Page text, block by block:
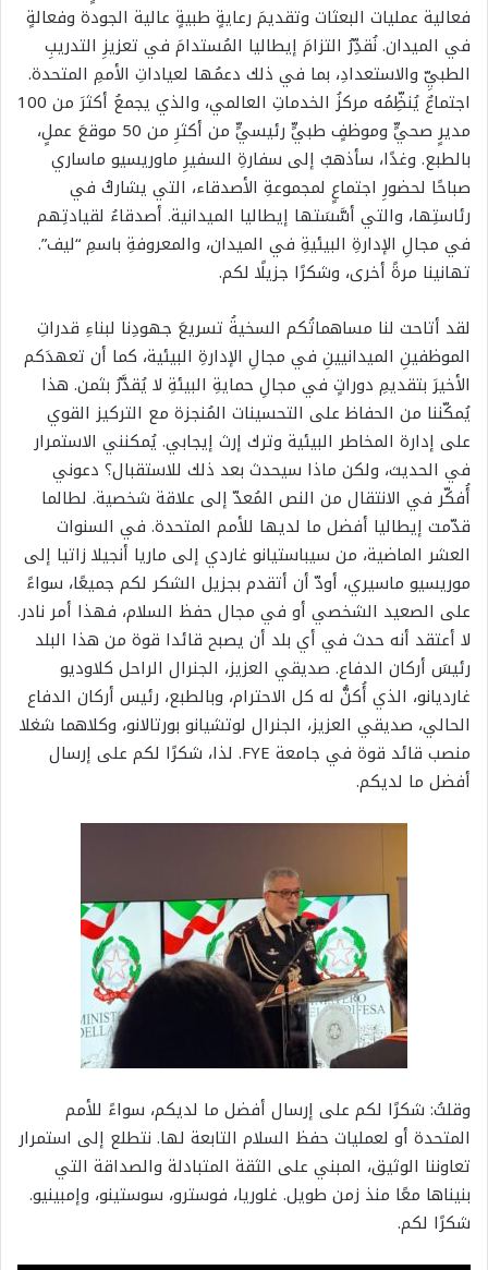
فعالية عمليات البعثات وتقديمَ رعايةٍ طبيةٍ عالية الجودة وفعالةٍ
في الميدان. نُقدِّرُ التزامَ إيطاليا المُستدامَ في تعزيزِ التدريبِ
الطبيِّ والاستعدادِ، بما في ذلك دعمُها لعياداتِ الأممِ المتحدة.
اجتماعٌ يُنظِّمُه مركزُ الخدماتِ العالمي، والذي يجمعُ أكثرَ من 100
مديرٍ صحيٍّ وموظفٍ طبيٍّ رئيسيٍّ من أكثرِ من 50 موقعَ عملٍ،
بالطبع. وغدًا، سأذهبُ إلى سفارةِ السفيرِ ماوريسيو ماساري
صباحًا لحضورِ اجتماعٍ لمجموعةِ الأصدقاء، التي يشاركُ في
رئاستِها، والتي أسَّسَتها إيطاليا الميدانية. أصدقاءُ لقيادتِهم
في مجالِ الإدارةِ البيئيةِ في الميدان، والمعروفةِ باسمِ “ليف”.
تهانينا مرةً أخرى، وشكرًا جزيلًا لكم.
لقد أتاحت لنا مساهماتُكم السخيةُ تسريعَ جهودِنا لبناءِ قدراتِ
الموظفينِ الميدانيينِ في مجالِ الإدارةِ البيئية، كما أن تعهدَكم
الأخيرَ بتقديمِ دوراتٍ في مجالِ حمايةِ البيئةِ لا يُقدَّرُ بثمن. هذا
يُمكّننا من الحفاظ على التحسينات المُنجزة مع التركيز القوي
على إدارة المخاطر البيئية وترك إرث إيجابي. يُمكنني الاستمرار
في الحديث، ولكن ماذا سيحدث بعد ذلك للاستقبال؟ دعوني
أُفكّر في الانتقال من النص المُعدّ إلى علاقة شخصية. لطالما
قدّمت إيطاليا أفضل ما لديها للأمم المتحدة. في السنوات
العشر الماضية، من سيباستيانو غاردي إلى ماريا أنجيلا زاتيا إلى
موريسيو ماسيري، أودّ أن أتقدم بجزيل الشكر لكم جميعًا، سواءً
على الصعيد الشخصي أو في مجال حفظ السلام، فهذا أمر نادر.
لا أعتقد أنه حدث في أي بلد أن يصبح قائدا قوة من هذا البلد
رئيسَ أركان الدفاع. صديقي العزيز، الجنرال الراحل كلاوديو
غارديانو، الذي أُكنُّ له كل الاحترام، وبالطبع، رئيس أركان الدفاع
الحالي، صديقي العزيز، الجنرال لوتشيانو بورتالانو، وكلاهما شغلا
منصب قائد قوة في جامعة FYE. لذا، شكرًا لكم على إرسال
أفضل ما لديكم.
وقلتُ: شكرًا لكم على إرسال أفضل ما لديكم، سواءً للأمم
المتحدة أو لعمليات حفظ السلام التابعة لها. نتطلع إلى استمرار
تعاوننا الوثيق، المبني على الثقة المتبادلة والصداقة التي
بنيناها معًا منذ زمن طويل. غلوريا، فوسترو، سوستينو، وإمبينيو.
شكرًا لكم.